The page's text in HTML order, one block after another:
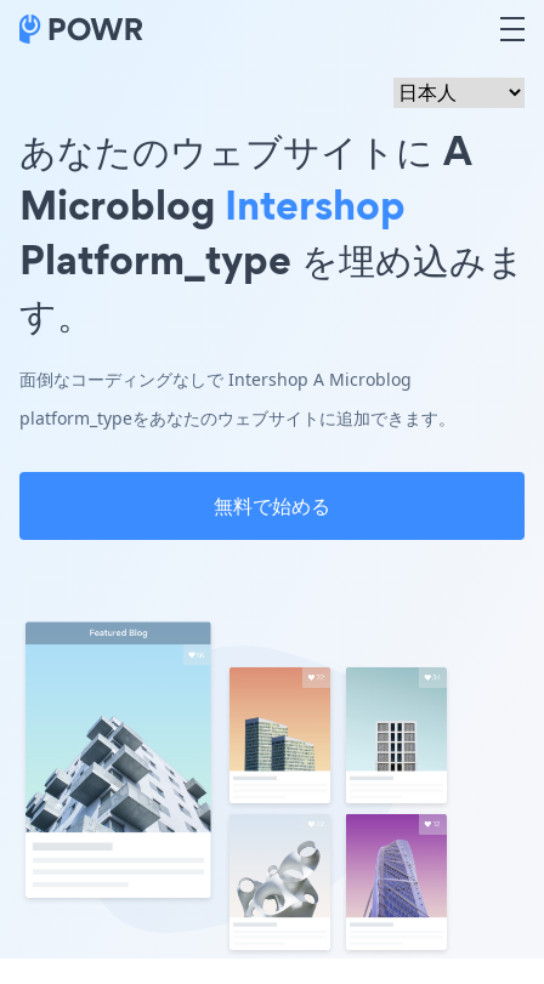
あなたのウェブサイトに A
Microblog Intershop
Platform_type を埋め込みま
す。
面倒なコーディングなしで Intershop A Microblog
platform_typeをあなたのウェブサイトに追加できます。
無料で始める